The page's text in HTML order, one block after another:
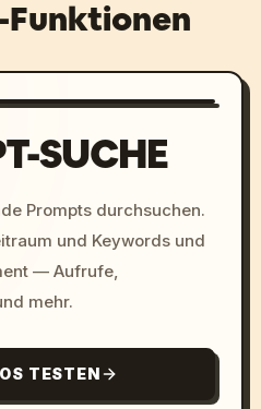
SUCHE
Prompts durchsuchen.
und Keywords und
— Aufrufe,
mehr.
TESTEN